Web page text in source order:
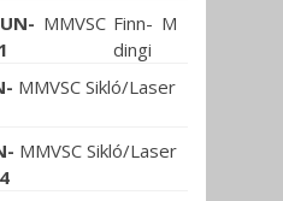
MMVSC Finn-
dingi
M
MMVSC Sikló/Laser
MMVSC Sikló/Laser